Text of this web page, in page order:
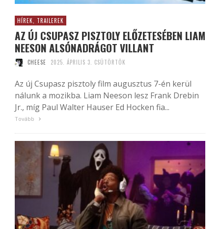
HÍREK, TRAILEREK
AZ ÚJ CSUPASZ PISZTOLY ELŐZETESÉBEN LIAM
NEESON ALSÓNADRÁGOT VILLANT
CHEESE 2025. ÁPRILIS 3. CSÜTÖRTÖK
Az új Csupasz pisztoly film augusztus 7-én kerül
nálunk a mozikba. Liam Neeson lesz Frank Drebin
Jr., míg Paul Walter Hauser Ed Hocken fia...
Tovább